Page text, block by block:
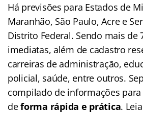
Há previsões para Estados de
Maranhão, São Paulo, Acre e
Distrito Federal. Sendo mais de
imediatas, além de cadastro
carreiras de administração,
policial, saúde, entre outros.
compilado de informações
deforma rápida e prática.